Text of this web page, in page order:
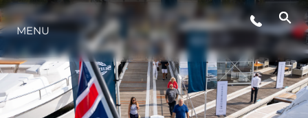
ETKINLIKLER
YAŞAM ŞEKLİ
YENILIK
MENU